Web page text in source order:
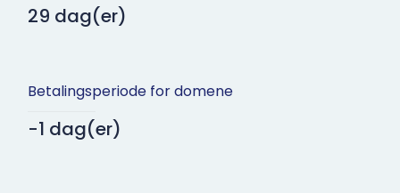
29 dag(er)
Betalingsperiode for domene
-1 dag(er)